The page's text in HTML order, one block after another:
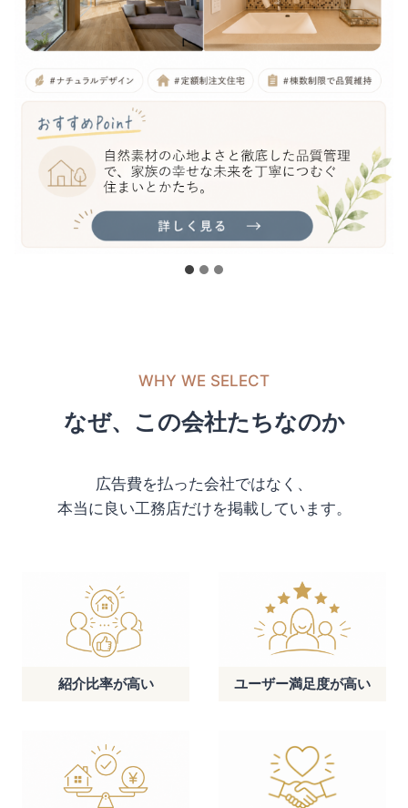
WHY WE SELECT
なぜ、この会社たちなのか
広告費を払った会社ではなく、
本当に良い工務店だけを掲載しています。
紹介比率が高い ユーザー満足度が高い